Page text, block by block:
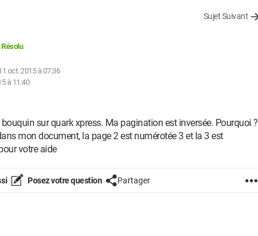
Sujet Suivant
Résolu
oct. 2015 à 07:36
à 11:40
sur quark xpress. Ma pagination est inversée. Pourquoi ?
mon document, la page 2 est numérotée 3 et la 3 est
votre aide
Posez votre question Partager